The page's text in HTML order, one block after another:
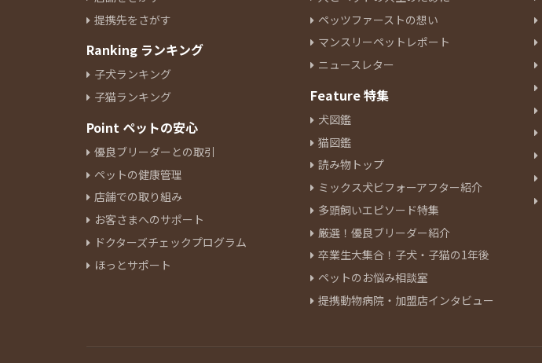
パピヨン
イタリアングレーハウンド
ペキニーズ 24
ジャックラッセルテリア
ミニチュアピンシャー
ウェルシュコーギーペンブロー
ク 10
アラスカンマラミュート
ボーダーコリー
ブルドッグ 1
ビーグル 5
ビションフリーゼ
チャウチャウ 2
提携先をさがす
Ranking ランキング
子犬ランキング
子猫ランキング
Point ペットの安心
優良ブリーダーとの取引
ペットの健康管理
店舗での取り組み
お客さまへのサポート
ドクターズチェックプログラム
ほっとサポート
ペッツファーストの想い
マンスリーペットレポート
ニュースレター
Feature 特集
犬図鑑
猫図鑑
読み物トップ
ミックス犬ビフォーアフター紹介
多頭飼いエピソード特集
厳選！優良ブリーダー紹介
卒業生大集合！子犬・子猫の1年後
ペットのお悩み相談室
提携動物病院・加盟店インタビュー